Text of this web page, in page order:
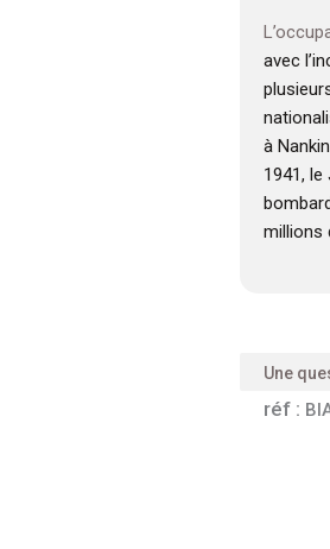
avec
à
1941,
millions
Une
réf :